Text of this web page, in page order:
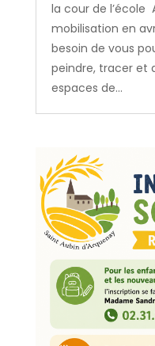
la cour de l’école
mobilisation en
besoin de vous
peindre, tracer et
espaces de...